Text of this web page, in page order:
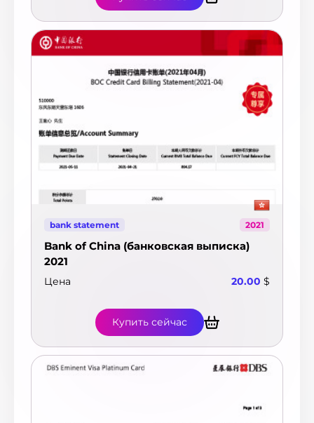
Швеция 8
Шри-Ланка
Эстония 26
ЮАР 20
Ямайка 1
Япония
bank statement 2021
Bank of China (банковская выписка)
2021
Цена 20.00 $
Купить сейчас